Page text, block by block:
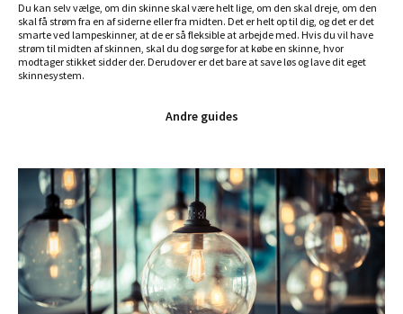
Du kan selv vælge, om din skinne skal være helt lige, om den skal dreje, om den
skal få strøm fra en af siderne eller fra midten. Det er helt op til dig, og det er det
smarte ved lampeskinner, at de er så fleksible at arbejde med. Hvis du vil have
strøm til midten af skinnen, skal du dog sørge for at købe en skinne, hvor
modtager stikket sidder der. Derudover er det bare at save løs og lave dit eget
skinnesystem.
Andre guides